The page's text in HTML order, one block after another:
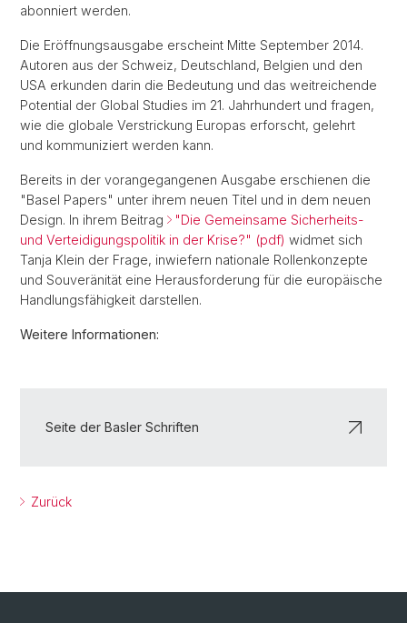
abonniert werden.
Die Eröffnungsausgabe erscheint Mitte September 2014.
Autoren aus der Schweiz, Deutschland, Belgien und den
USA erkunden darin die Bedeutung und das weitreichende
Potential der Global Studies im 21. Jahrhundert und fragen,
wie die globale Verstrickung Europas erforscht, gelehrt
und kommuniziert werden kann.
Bereits in der vorangegangenen Ausgabe erschienen die
"Basel Papers" unter ihrem neuen Titel und in dem neuen
Design. In ihrem Beitrag
"Die Gemeinsame Sicherheits-
und Verteidigungspolitik in der Krise?" (pdf) widmet sich
Tanja Klein der Frage, inwiefern nationale Rollenkonzepte
und Souveränität eine Herausforderung für die europäische
Handlungsfähigkeit darstellen.
Weitere Informationen:
Seite der Basler Schriften
Zurück